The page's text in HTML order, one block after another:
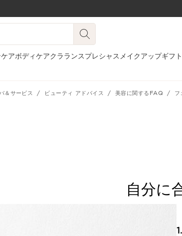
アボディケアクラランスプレシャス メイクアップギフ
＆サービス ビューティ アドバイス 美容に関するFAQ フ
自分に